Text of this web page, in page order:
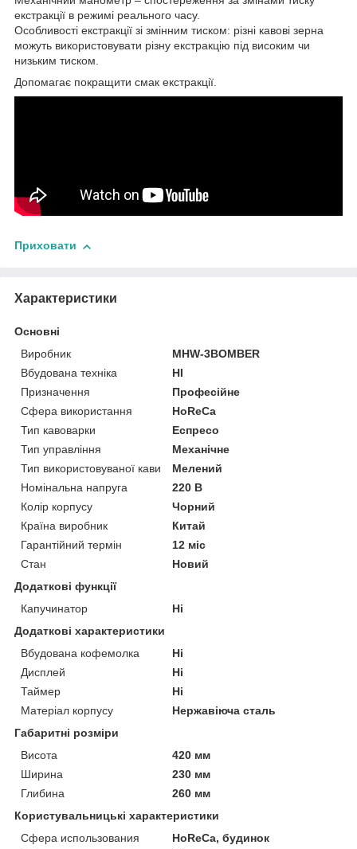
екстракції в режимі реального часу.
Особливості екстракції зі змінним тиском: різні кавові зерна
можуть використовувати різну екстракцію під високим чи
низьким тиском.
Допомагає покращити смак екстракції.
Приховати
Характеристики
Основні
Виробник
MHW-3BOMBER
Вбудована техніка
НІ
Призначення
Професійне
Сфера використання
HoReCa
Тип кавоварки
Еспресо
Тип управління
Механічне
Тип використовуваної кави
Мелений
Номінальна напруга
220 В
Колір корпусу
Чорний
Країна виробник
Китай
Гарантійний термін
12 міс
Стан
Новий
Додаткові функції
Капучинатор
Ні
Додаткові характеристики
Вбудована кофемолка
Ні
Дисплей
Ні
Таймер
Ні
Матеріал корпусу
Нержавіюча сталь
Габаритні розміри
Висота
420 мм
Ширина
230 мм
Глибина
260 мм
Користувальницькі характеристики
Сфера использования
HoReCa, будинок